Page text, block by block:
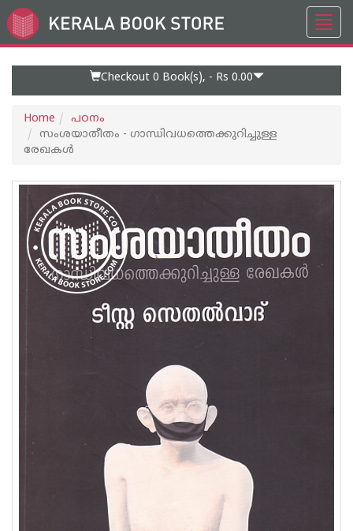
Go
to
Checkout 0 Book(s), - Rs 0.00
Home
പഠനം
സംശയാതീതം - ഗാന്ധിവധത്തെക്കുറിച്ചുള്ള
രേഖകൾ